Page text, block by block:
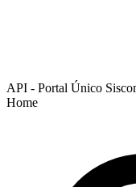
API - Portal Único
Home